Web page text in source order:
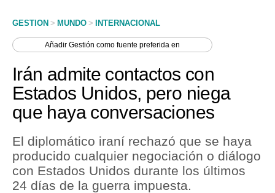
Economía
Mercados
Política
Tu Dinero
GESTION > MUNDO > INTERNACIONAL
AñadirGestión como fuente preferida en
Irán admite contactos con
Estados Unidos, pero niega
que haya conversaciones
El diplomático iraní rechazó que se haya
producido cualquier negociación o diálogo
con Estados Unidos durante los últimos
24 días de la guerra impuesta.